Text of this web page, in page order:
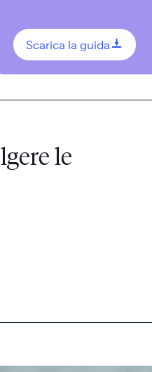
Scarica la guida0
le